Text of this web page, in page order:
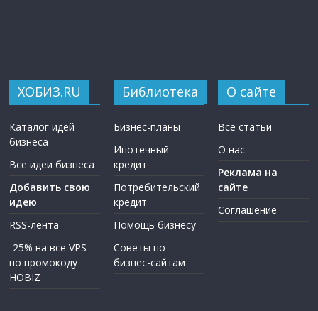
ХОБИЗ.RU
Каталог идей
бизнеса
Все идеи бизнеса
Добавить свою
идею
RSS-лента
-25% на все VPS
по промокоду
HOBIZ
Библиотека
Бизнес-планы
Ипотечный
кредит
Потребительский
кредит
Помощь бизнесу
Советы по
бизнес-сайтам
О сайте
Все статьи
О нас
Реклама на
сайте
Соглашение